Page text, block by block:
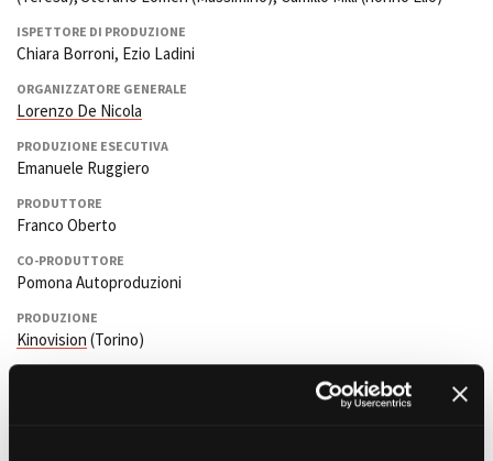
ISPETTORE DI PRODUZIONE
Chiara Borroni, Ezio Ladini
ORGANIZZATORE GENERALE
Lorenzo De Nicola
PRODUZIONE ESECUTIVA
Emanuele Ruggiero
PRODUTTORE
Franco Oberto
CO-PRODUTTORE
Pomona Autoproduzioni
PRODUZIONE
Kinovision (Torino)
con il sostegno di Film Commission Torino Piemonte